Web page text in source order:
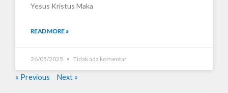
Yesus Kristus Maka
READ MORE »
26/05/2025 Tidak ada komentar
« Previous Next »